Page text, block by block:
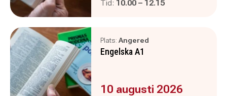
Tid: Pågår mellan
10.00 – och
12.15
Plats: Angered
Engelska A1
Evenemanget är :
10 augusti 2026